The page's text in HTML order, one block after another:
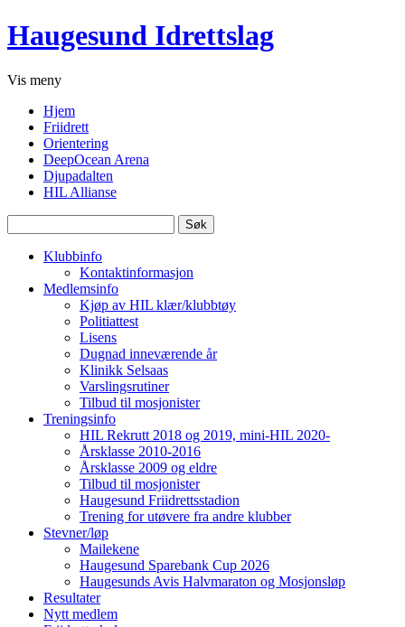
Haugesund Idrettslag
Vis meny
Hjem
Friidrett
Orientering
DeepOcean Arena
Djupadalten
HIL Allianse
etter:
Klubbinfo
Kontaktinformasjon
Medlemsinfo
Kjøp av HIL klær/klubbtøy
Politiattest
Lisens
Dugnad inneværende år
Klinikk Selsaas
Varslingsrutiner
Tilbud til mosjonister
Treningsinfo
HIL Rekrutt 2018 og 2019, mini-HIL 2020-
Årsklasse 2010-2016
Årsklasse 2009 og eldre
Tilbud til mosjonister
Haugesund Friidrettsstadion
Trening for utøvere fra andre klubber
Stevner/løp
Mailekene
Haugesund Sparebank Cup 2026
Haugesunds Avis Halvmaraton og Mosjonsløp
Resultater
Nytt medlem